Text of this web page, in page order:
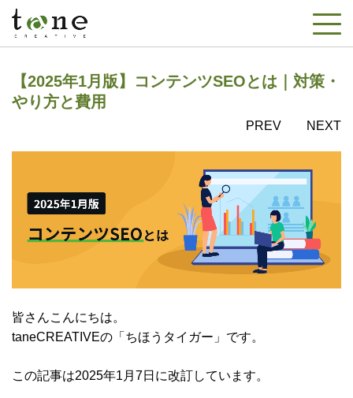
【2025年1月版】コンテンツSEOとは｜対策・
やり方と費用
PREV NEXT
皆さんこんにちは。
taneCREATIVEの「ちほうタイガー」です。
この記事は2025年1月7日に改訂しています。